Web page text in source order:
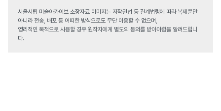
서울시립 미술아카이브 소장자료 이미지는 저작권법 등 관계법령에 따라 복제뿐만
아니라 전송, 배포 등 어떠한 방식으로도 무단 이용할 수 없으며,
영리적인 목적으로 사용할 경우 원작자에게 별도의 동의를 받아야함을 알려드립니
다.